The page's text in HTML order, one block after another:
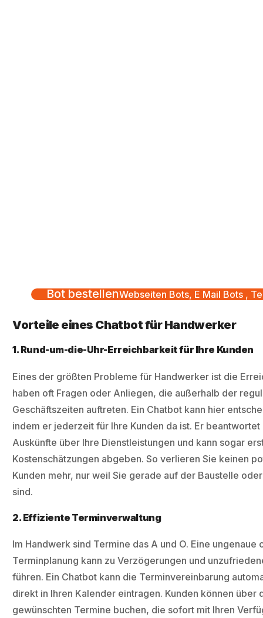
Bot bestellenWebseiten Bots, E Mail Bots ,
Vorteile eines Chatbot für Handwerker
1. Rund-um-die-Uhr-Erreichbarkeit für Ihre Kunden
Eines der größten Probleme für Handwerker ist die
haben oft Fragen oder Anliegen, die außerhalb der
Geschäftszeiten auftreten. Ein Chatbot kann hier
indem er jederzeit für Ihre Kunden da ist. Er
Auskünfte über Ihre Dienstleistungen und kann sogar
Kostenschätzungen abgeben. So verlieren Sie keinen
Kunden mehr, nur weil Sie gerade auf der Baustelle
sind.
2. Effiziente Terminverwaltung
Im Handwerk sind Termine das A und O. Eine ungenaue
Terminplanung kann zu Verzögerungen und
führen. Ein Chatbot kann die Terminvereinbarung
direkt in Ihren Kalender eintragen. Kunden können über
gewünschten Termine buchen, die sofort mit Ihren